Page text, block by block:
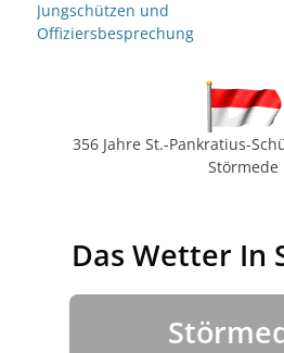
Beitrag:
Jungschützen und
Offiziersbesprechung
356 Jahre St.-Pankratius-
Störmede
Das Wetter In